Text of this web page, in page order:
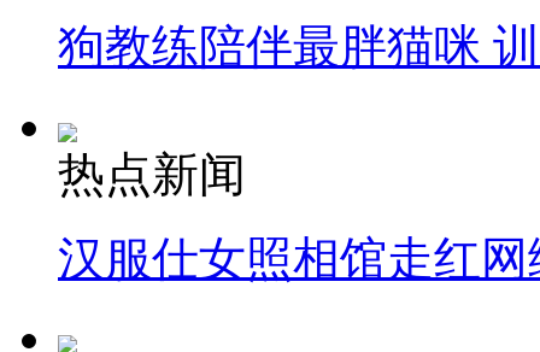
狗教练陪伴最胖猫咪
热点新闻
汉服仕女照相馆走红网